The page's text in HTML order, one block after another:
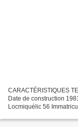
CARACTÉRISTIQUES
Date de construction
Locmiquélic 56